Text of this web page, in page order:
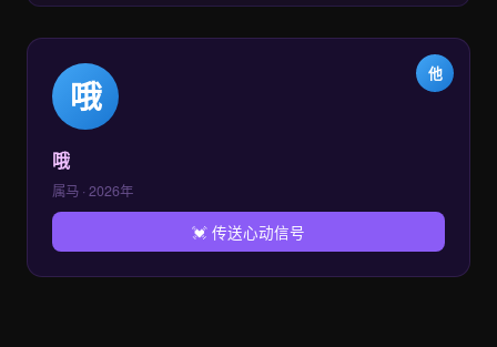
关于我们
他
哦
哦
属马 · 2026年
💓 传送心动信号